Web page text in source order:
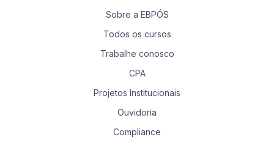
Sobre a EBPÓS
Todos os cursos
Trabalhe conosco
CPA
Projetos Institucionais
Ouvidoria
Compliance